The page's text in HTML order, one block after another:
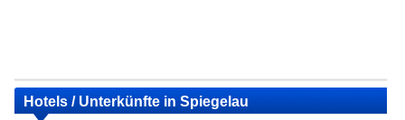
Hotels / Unterkünfte in Spiegelau